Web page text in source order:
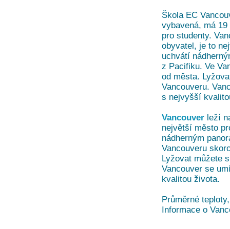
Škola EC
vybavená, má
pro studenty.
obyvatel, je to
uchvátí
z Pacifiku. Ve
od města.
Vancouveru.
s nejvyšší
Vancouverleží
největší město
nádherným
Vancouveru
Lyžovat můžete
Vancouver se
kvalitou života.
Průměrné
Informace o